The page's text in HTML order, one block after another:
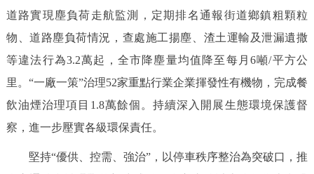
道路實現塵負荷走航監測，定期排名通報街道鄉鎮粗顆粒
物、道路塵負荷情況，查處施工揚塵、渣土運輸及泄漏遺撒
等違法行為3.2萬起，全市降塵量均值降至每月6噸/平方公
里。“一廠一策”治理52家重點行業企業揮發性有機物，完成餐
飲油煙治理項目1.8萬餘個。持續深入開展生態環境保護督
察，進一步壓實各級環保責任。
堅持“優供、控需、強治”，以停車秩序整治為突破口，推